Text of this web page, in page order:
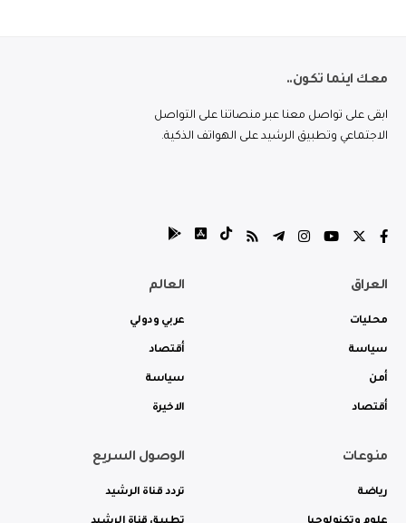
معك اينما تكون..
ابقى على تواصل معنا عبر منصاتنا على التواصل
الاجتماعي وتطبيق الرشيد على الهواتف الذكية.
العراق
محليات
سياسة
أمن
أقتصاد
العالم
عربي ودولي
أقتصاد
سياسة
الاخيرة
منوعات
رياضة
الوصول السريع
تردد قناة الرشيد